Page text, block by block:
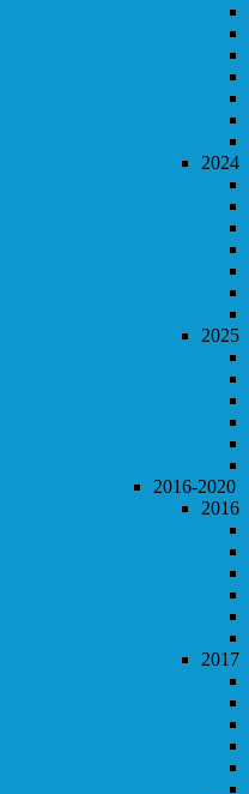
2024
2025
2016-2020
2016
2017